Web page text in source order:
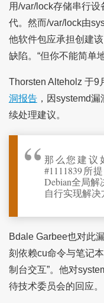
用/var/lock存储串行
代。然而/var/lock由
他软件包应承担创建
缺陷。“但你不能简单
Thorsten Alteholz 于9
洞报告，因systemd漏
续处理建议。
那么您建议
#1111839所
Debian全局
自行实现解决
Bdale Garbee也对此
刻依赖cu命令与笔记
制台交互”。他对
待技术委员会的回应。